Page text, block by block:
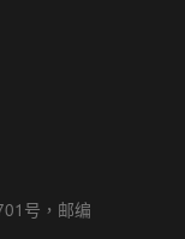
号，邮编